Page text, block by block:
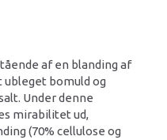
af en blanding af
bomuld og
Under denne
mirabilitet ud,
(70% cellulose og